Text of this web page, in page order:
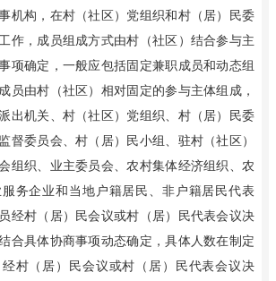
机构，在村（社区）党组织和村（居）民委
作，成员组成方式由村（社区）结合参与主
项确定，一般应包括固定兼职成员和动态组
员由村（社区）相对固定的参与主体组成，
出机关、村（社区）党组织、村（居）民委
督委员会、村（居）民小组、驻村（社区）
组织、业主委员会、农村集体经济组织、农
务企业和当地户籍居民、非户籍居民代表
经村（居）民会议或村（居）民代表会议决
合具体协商事项动态确定，具体人数在制定
村（居）民会议或村（居）民代表会议决